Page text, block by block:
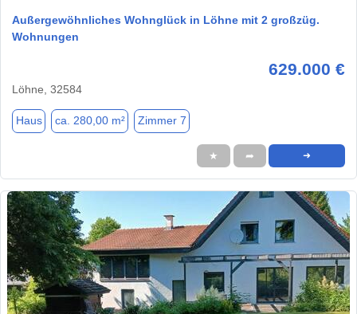
Außergewöhnliches Wohnglück in Löhne mit 2 großzüg.
Wohnungen
629.000 €
Löhne, 32584
Haus ca. 280,00 m² Zimmer 7
★ ➦ ➜